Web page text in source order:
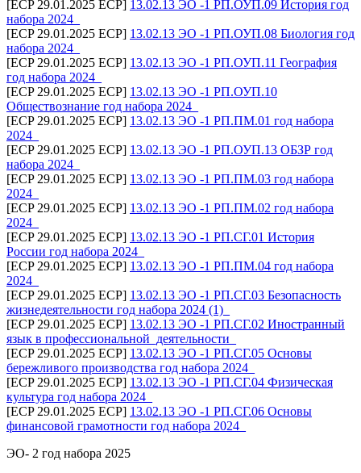
[ECP 29.01.2025 ECP] 13.02.13 ЭО -1 РП.ОУП.09 История год
набора 2024_
[ECP 29.01.2025 ECP] 13.02.13 ЭО -1 РП.ОУП.08 Биология год
набора 2024_
[ECP 29.01.2025 ECP] 13.02.13 ЭО -1 РП.ОУП.11 География
год набора 2024_
[ECP 29.01.2025 ECP] 13.02.13 ЭО -1 РП.ОУП.10
Обществознание год набора 2024_
[ECP 29.01.2025 ECP] 13.02.13 ЭО -1 РП.ПМ.01 год набора
2024_
[ECP 29.01.2025 ECP] 13.02.13 ЭО -1 РП.ОУП.13 ОБЗР год
набора 2024_
[ECP 29.01.2025 ECP] 13.02.13 ЭО -1 РП.ПМ.03 год набора
2024_
[ECP 29.01.2025 ECP] 13.02.13 ЭО -1 РП.ПМ.02 год набора
2024_
[ECP 29.01.2025 ECP] 13.02.13 ЭО -1 РП.СГ.01 История
России год набора 2024_
[ECP 29.01.2025 ECP] 13.02.13 ЭО -1 РП.ПМ.04 год набора
2024_
[ECP 29.01.2025 ECP] 13.02.13 ЭО -1 РП.СГ.03 Безопасность
жизнедеятельности год набора 2024 (1)_
[ECP 29.01.2025 ECP] 13.02.13 ЭО -1 РП.СГ.02 Иностранный
язык в профессиональной_деятельности_
[ECP 29.01.2025 ECP] 13.02.13 ЭО -1 РП.СГ.05 Основы
бережливого производства год набора 2024_
[ECP 29.01.2025 ECP] 13.02.13 ЭО -1 РП.СГ.04 Физическая
культура год набора 2024_
[ECP 29.01.2025 ECP] 13.02.13 ЭО -1 РП.СГ.06 Основы
финансовой грамотности год набора 2024_
ЭО- 2 год набора 2025